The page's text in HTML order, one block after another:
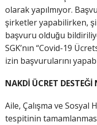
olarak yapılmıyor.
şirketler yapabilirken,
başvuru olduğu
SGK’nın “Covid-19
izin başvurularını
NAKDİ ÜCRET DESTEĞİ
Aile, Çalışma ve Sosyal
tespitinin